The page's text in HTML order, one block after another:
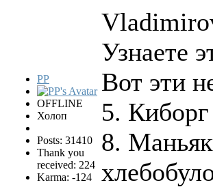
PP
OFFLINE
Холоп
Posts: 31410
Thank you
received: 224
Karma: -124
Узнаете
Вот эти
5.
8.